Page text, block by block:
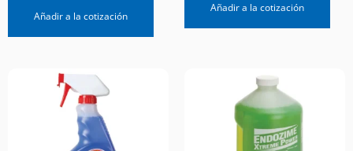
Añadir a la cotización
Añadir a la cotización